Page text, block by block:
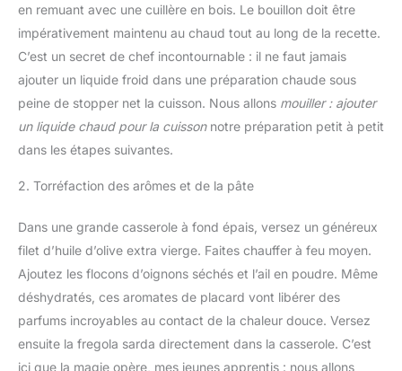
en remuant avec une cuillère en bois. Le bouillon doit être
impérativement maintenu au chaud tout au long de la recette.
C’est un secret de chef incontournable : il ne faut jamais
ajouter un liquide froid dans une préparation chaude sous
peine de stopper net la cuisson. Nous allons mouiller : ajouter
un liquide chaud pour la cuissonnotre préparation petit à petit
dans les étapes suivantes.
2. Torréfaction des arômes et de la pâte
Dans une grande casserole à fond épais, versez un généreux
filet d’huile d’olive extra vierge. Faites chauffer à feu moyen.
Ajoutez les flocons d’oignons séchés et l’ail en poudre. Même
déshydratés, ces aromates de placard vont libérer des
parfums incroyables au contact de la chaleur douce. Versez
ensuite la fregola sarda directement dans la casserole. C’est
ici que la magie opère, mes jeunes apprentis : nous allons